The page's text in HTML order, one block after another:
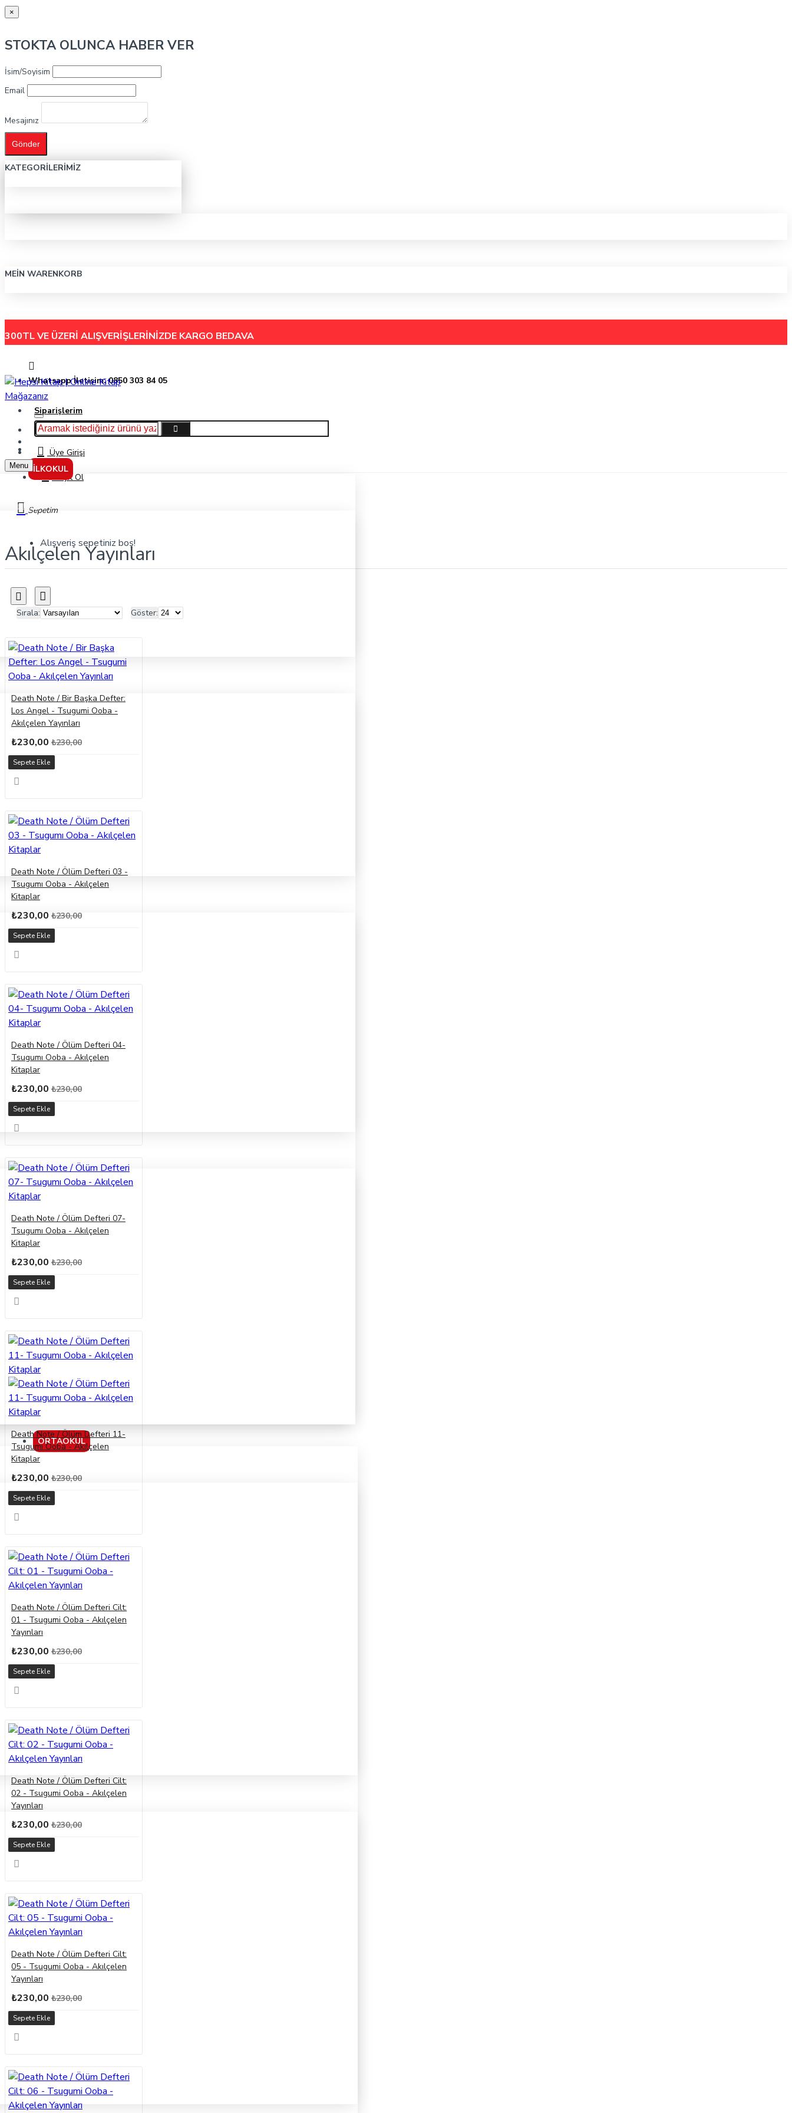
×
STOKTA OLUNCA HABER VER
İsim/Soyisim
Email
Mesajınız
Gönder
KATEGORILERIMIZ
MEIN WARENKORB
300TL VE ÜZERİ ALIŞVERİŞLERİNİZDE KARGO BEDAVA
Whatsapp İletişim: 0850 303 84 05
Siparişlerim
Hakkımızda
İletişimÜye Girişi
Kayıt Ol
Sepetim
Alışveriş sepetiniz boş!
İLKOKUL
ORTAOKUL
Menu
Markalar
Akılçelen Yayınları
Sırala: Göster:
Death Note / Bir Başka Defter:
Los Angel - Tsugumi Ooba -
Akılçelen Yayınları
₺230,00 ₺230,00
Sepete Ekle
Death Note / Ölüm Defteri 03 -
Tsugumı Ooba - Akılçelen
Kitaplar
₺230,00 ₺230,00
Sepete Ekle
Death Note / Ölüm Defteri 04-
Tsugumı Ooba - Akılçelen
Kitaplar
₺230,00 ₺230,00
Sepete Ekle
Death Note / Ölüm Defteri 07-
Tsugumı Ooba - Akılçelen
Kitaplar
₺230,00 ₺230,00
Sepete Ekle
Death Note / Ölüm Defteri 11-
Tsugumı Ooba - Akılçelen
Kitaplar
₺230,00 ₺230,00
Sepete Ekle
Death Note / Ölüm Defteri Cilt:
01 - Tsugumi Ooba - Akılçelen
Yayınları
₺230,00 ₺230,00
Sepete Ekle
Death Note / Ölüm Defteri Cilt:
02 - Tsugumi Ooba - Akılçelen
Yayınları
₺230,00 ₺230,00
Sepete Ekle
Death Note / Ölüm Defteri Cilt:
05 - Tsugumi Ooba - Akılçelen
Yayınları
₺230,00 ₺230,00
Sepete Ekle